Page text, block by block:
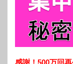
感謝！500万回